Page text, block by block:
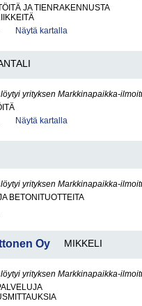
JA TIENRAKENNUSTA
Näytä kartalla
yrityksen Markkinapaikka-
Näytä kartalla
yrityksen Markkinapaikka-
BETONITUOTTEITA
Oy MIKKELI
yrityksen Markkinapaikka-